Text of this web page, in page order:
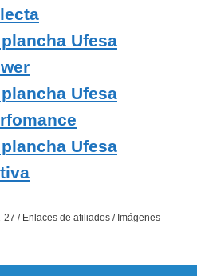
Ufesa
Ufesa
Ufesa
/ Enlaces de afiliados / Imágenes